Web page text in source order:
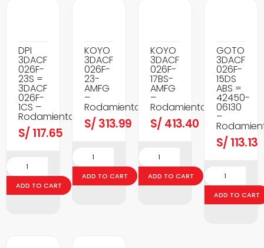
DPI
3DACF
026F-
23S =
3DACF
026F-
1CS –
Rodamientos
S/ 117.65
ADD TO CART
KOYO
3DACF
026F-
23-
AMFG
–
Rodamientos
S/ 313.99
ADD TO CART
KOYO
3DACF
026F-
17BS-
AMFG
–
Rodamientos
S/ 413.40
ADD TO CART
GOTO
3DACF
026F-
15DS
ABS =
42450-
06130
–
S/ 113.13
ADD TO CART